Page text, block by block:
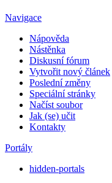
Navigace
Nápověda
Nástěnka
Diskusní fórum
Vytvořit nový článek
Poslední změny
Speciální stránky
Načíst soubor
Jak (se) učit
Kontakty
Portály
hidden-portals